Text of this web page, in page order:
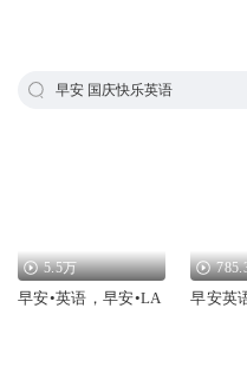
早安 国庆快乐英语
5.5万
早安•英语，早安•LA 早安英